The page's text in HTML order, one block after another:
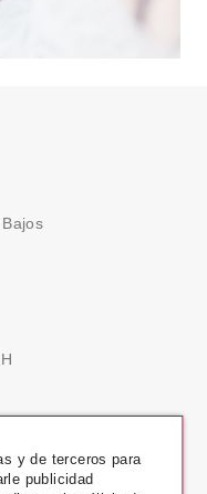
y de terceros para
publicidad